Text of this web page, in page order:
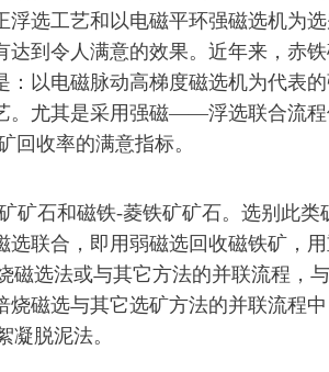
浮选工艺和以电磁平环强磁选机为
达到令人满意的效果。近年来，赤
：以电磁脉动高梯度磁选机为代表
。尤其是采用强磁——浮选联合流
回收率的满意指标。
石和磁铁-菱铁矿矿石。选别此类
选联合，即用弱磁选回收磁铁矿，
磁选法或与其它方法的并联流程，
烧磁选与其它选矿方法的并联流程
凝脱泥法。